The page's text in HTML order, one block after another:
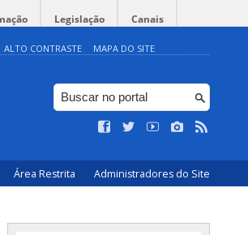
Legislação Canais
ALTO CONTRASTE MAPA DO SITE
Área Restrita Administradores do Site